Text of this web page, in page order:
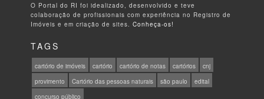
O Portal do RI foi idealizado, desenvolvido e teve
colaboração de profissionais com experiência no Registro de
Imóveis e em criação de sites.Conheça-os!
TAGS
cartório de imóveis cartório cartório de notas cartórios
cnj
provimento
Cartório das pessoas naturais são paulo
edital
concurso público